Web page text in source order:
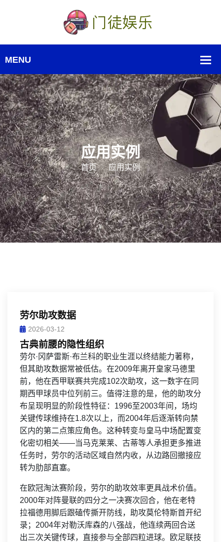
应用实例
首页 应用实例
劳尔助攻数据
2026-03-12
古典前腰的隐性组织
劳尔·冈萨雷斯·布兰科的职业生涯以终结能力著称，
但其助攻数据常被低估。在2009年离开皇家马德里
前，他在西甲联赛共完成102次助攻，这一数字在同
期西甲球员中位列前三。值得注意的是，他的助攻分
布呈现明显的阶段性特征：1996至2003年间，场均
关键传球维持在1.8次以上，而2004年后逐渐转向禁
区内的第二点策应角色。这种转变与皇马中场配置变
化密切相关——当马克莱莱、古蒂等人承担更多推进
任务时，劳尔的活动区域自然内收，从边路回撤接应
转为肋部直塞。
在欧冠淘汰赛阶段，劳尔的助攻效率更具战术价值。
2000年对阵曼联的四分之一决赛次回合，他在老特
拉福德用脚后跟磕传撕开防线，助攻莫伦特斯首开纪
录；2004年对勒沃库森的八强战，他连续两回合送
出三次关键传球，直接参与全部四粒进球。欧足联技